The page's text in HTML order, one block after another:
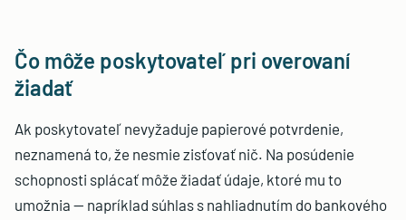
Čo môže poskytovateľ pri overovaní
žiadať
Ak poskytovateľ nevyžaduje papierové potvrdenie,
neznamená to, že nesmie zisťovať nič. Na posúdenie
schopnosti splácať môže žiadať údaje, ktoré mu to
umožnia — napríklad súhlas s nahliadnutím do bankového